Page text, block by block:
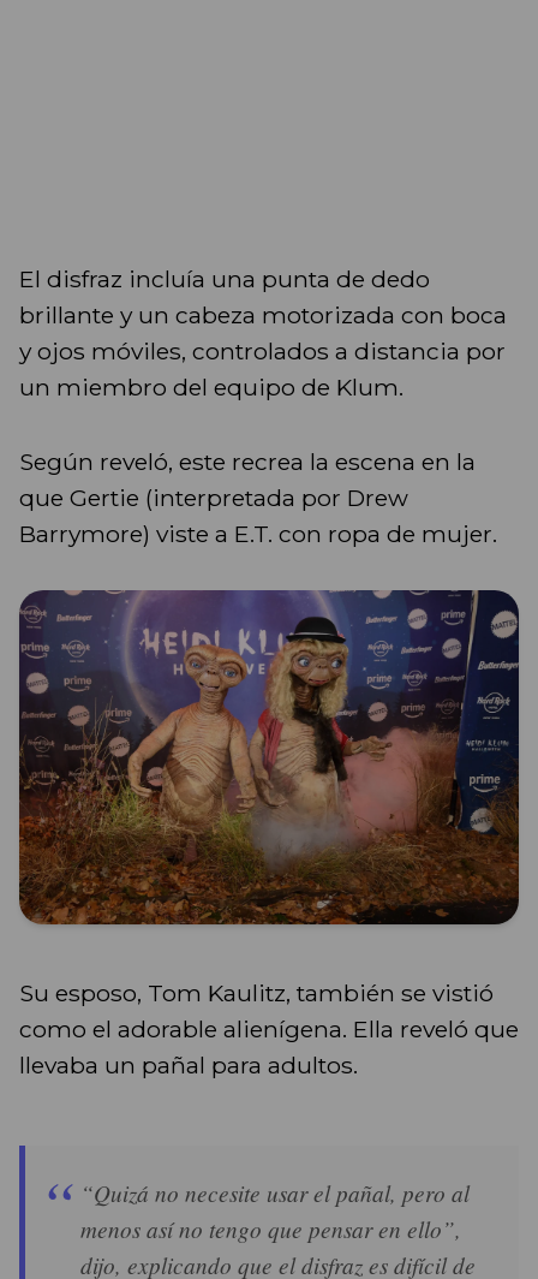
El disfraz incluía una punta de dedo
brillante y un cabeza motorizada con boca
y ojos móviles, controlados a distancia por
un miembro del equipo de Klum.
Según reveló, este recrea la escena en la
que Gertie (interpretada por Drew
Barrymore) viste a E.T. con ropa de mujer.
Su esposo, Tom Kaulitz, también se vistió
como el adorable alienígena. Ella reveló que
llevaba un pañal para adultos.
“Quizá no necesite usar el pañal, pero al
menos así no tengo que pensar en ello”,
dijo, explicando que el disfraz es difícil de